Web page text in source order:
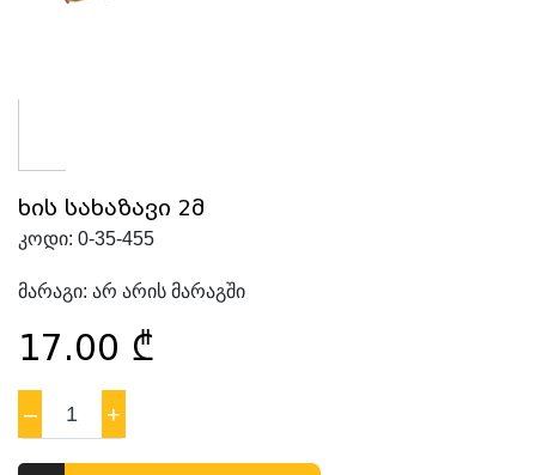
ხის სახაზავი 2მ
კოდი: 0-35-455
მარაგი: არ არის მარაგში
17.00 ₾
– 1 +